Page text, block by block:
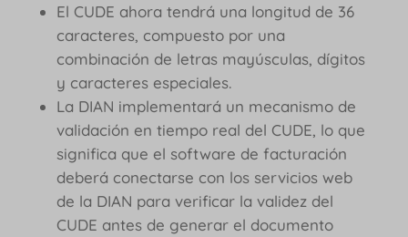
El CUDE ahora tendrá una longitud de 36
caracteres, compuesto por una
combinación de letras mayúsculas, dígitos
y caracteres especiales.
La DIAN implementará un mecanismo de
validación en tiempo real del CUDE, lo que
significa que el software de facturación
deberá conectarse con los servicios web
de la DIAN para verificar la validez del
CUDE antes de generar el documento